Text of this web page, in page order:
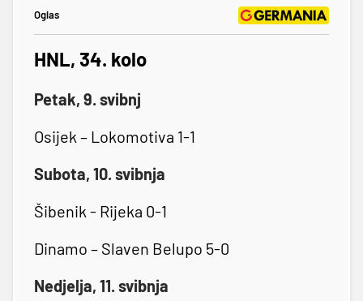
Oglas
HNL, 34. kolo
Petak, 9. svibnj
Osijek – Lokomotiva 1-1
Subota, 10. svibnja
Šibenik - Rijeka 0-1
Dinamo – Slaven Belupo 5-0
Nedjelja, 11. svibnja